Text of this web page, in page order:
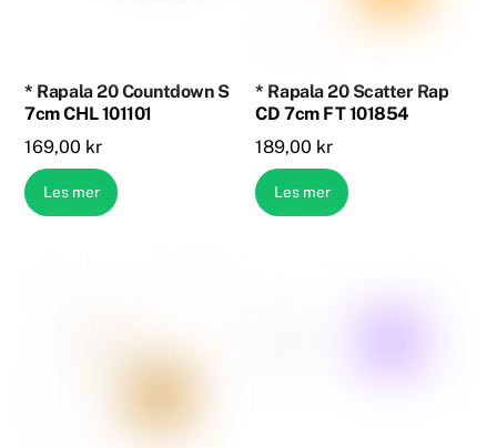
* Rapala 20 Countdown S
7cm CHL 101101
169,00 kr
Les mer
* Rapala 20 Scatter Rap
CD 7cm FT 101854
189,00 kr
Les mer